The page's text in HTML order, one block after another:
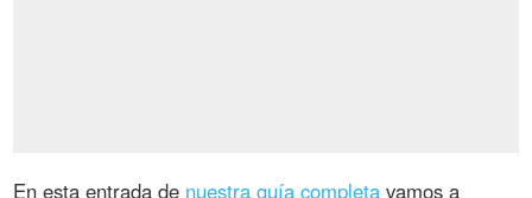
En esta entrada de nuestra guía completa vamos a